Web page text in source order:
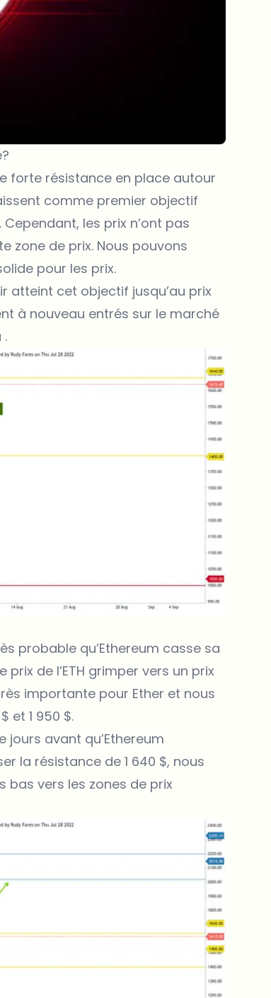
forte résistance en place autour
comme premier objectif
Cependant, les prix n’ont pas
zone de prix. Nous pouvons
pour les prix.
atteint cet objectif jusqu’au prix
à nouveau entrés sur le marché
.
probable qu’Ethereum casse sa
de l’ETH grimper vers un prix
importante pour Ether et nous
et 1 950 $.
jours avant qu’Ethereum
la résistance de 1 640 $, nous
bas vers les zones de prix